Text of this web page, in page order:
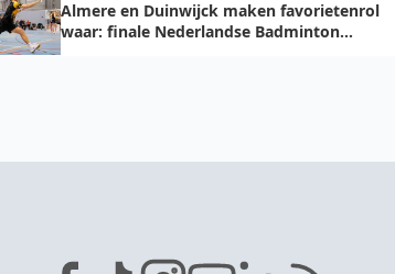
Almere en Duinwijck maken favorietenrol
waar: finale Nederlandse Badminton